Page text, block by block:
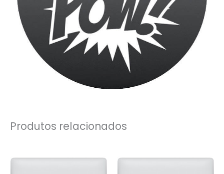
Produtos relacionados